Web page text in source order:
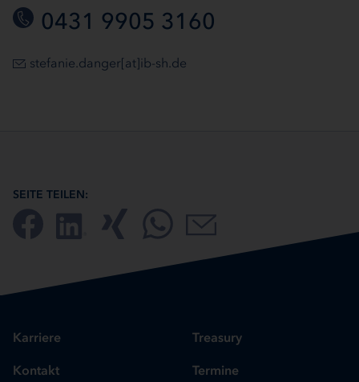
0431 9905 3160
stefanie.danger[at]ib-sh.de
SEITE TEILEN:
Karriere
Kontakt
Treasury
Termine